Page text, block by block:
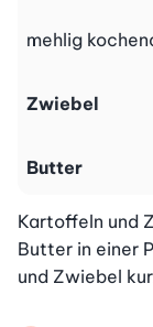
mehlig
Zwiebel
Butter
Kartoffeln und
Butter in einer
und Zwiebel